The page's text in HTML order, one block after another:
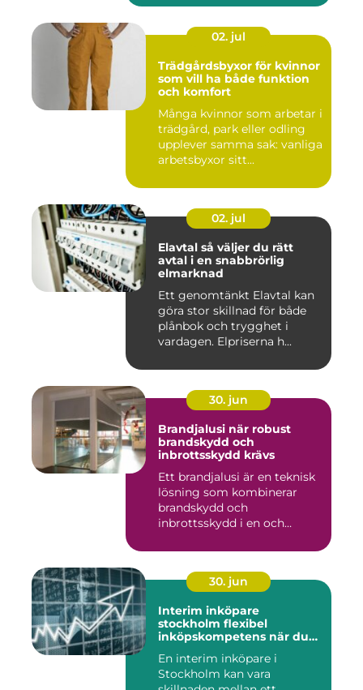
02. jul
Trädgårdsbyxor för kvinnor
som vill ha både funktion
och komfort
Många kvinnor som arbetar i
trädgård, park eller odling
upplever samma sak: vanliga
arbetsbyxor sitt...
02. jul
Elavtal så väljer du rätt
avtal i en snabbrörlig
elmarknad
Ett genomtänkt Elavtal kan
göra stor skillnad för både
plånbok och trygghet i
vardagen. Elpriserna h...
30. jun
Brandjalusi när robust
brandskydd och
inbrottsskydd krävs
Ett brandjalusi är en teknisk
lösning som kombinerar
brandskydd och
inbrottsskydd i en och
30. jun
Interim inköpare
stockholm flexibel
inköpskompetens när du
En interim inköpare i
Stockholm kan vara